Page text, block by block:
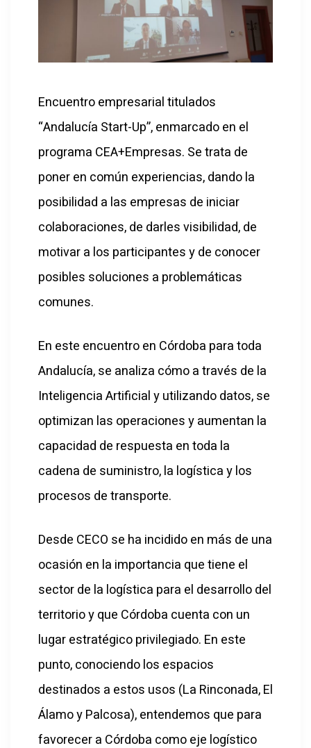
Encuentro empresarial titulados
“Andalucía Start-Up”, enmarcado en el
programa CEA+Empresas. Se trata de
poner en común experiencias, dando la
posibilidad a las empresas de iniciar
colaboraciones, de darles visibilidad, de
motivar a los participantes y de conocer
posibles soluciones a problemáticas
comunes.
En este encuentro en Córdoba para toda
Andalucía, se analiza cómo a través de la
Inteligencia Artificial y utilizando datos, se
optimizan las operaciones y aumentan la
capacidad de respuesta en toda la
cadena de suministro, la logística y los
procesos de transporte.
Desde CECO se ha incidido en más de una
ocasión en la importancia que tiene el
sector de la logística para el desarrollo del
territorio y que Córdoba cuenta con un
lugar estratégico privilegiado. En este
punto, conociendo los espacios
destinados a estos usos (La Rinconada, El
Álamo y Palcosa), entendemos que para
favorecer a Córdoba como eje logístico